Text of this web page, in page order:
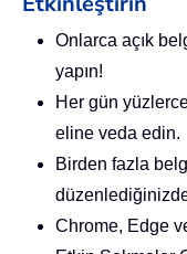
Onlarca açık
yapın!
Her gün
eline veda edin.
Birden fazla
Chrome, Edge